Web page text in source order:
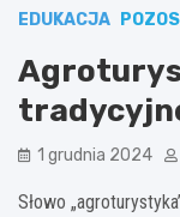
EDUKACJA
1 grudnia 2024
Słowo